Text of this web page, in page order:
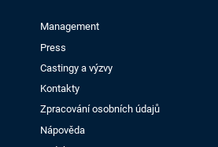
Management
Press
Castingy a výzvy
Kontakty
Zpracování osobních údajů
Nápověda